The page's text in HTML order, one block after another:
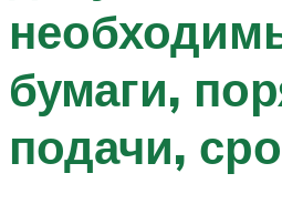
бумаги,
подачи,